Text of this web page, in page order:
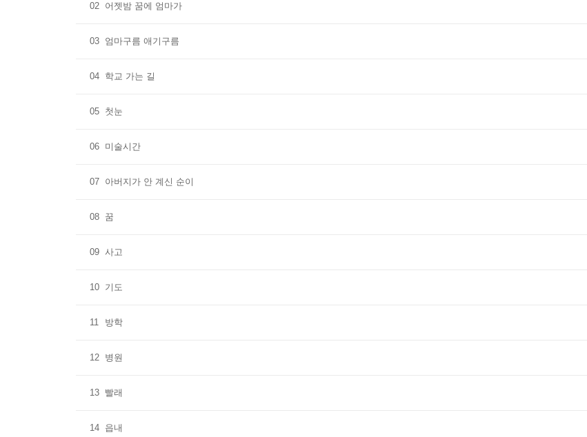
02 어젯밤 꿈에 엄마가
03 엄마구름 애기구름
04 학교 가는 길
05 첫눈
06 미술시간
07 아버지가 안 계신 순이
08 꿈
09 사고
10 기도
11 방학
12 병원
13 빨래
14 읍내